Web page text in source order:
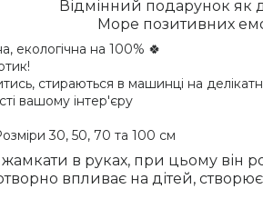
Відмінний подарунок як
Море позитивних
екологічна на 100% 🍀
стираються в машинці на
вашому інтер'єру
30, 50, 70 та 100 см
в руках, при цьому він
впливає на дітей, створює